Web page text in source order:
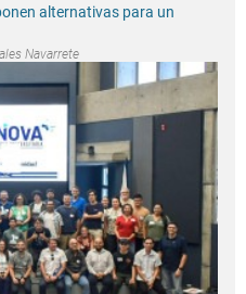
alternativas para un
Navarrete